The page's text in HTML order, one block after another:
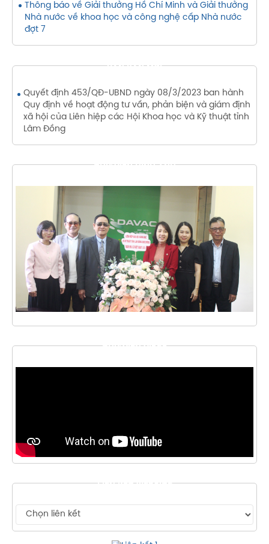
Thông báo về Giải thưởng Hồ Chí Minh và Giải thưởng
Nhà nước về khoa học và công nghệ cấp Nhà nước
đợt 7
VĂN BẢN MỚI
Quyết định 453/QĐ-UBND ngày 08/3/2023 ban hành
Quy định về hoạt động tư vấn, phản biện và giám định
xã hội của Liên hiệp các Hội Khoa học và Kỹ thuật tỉnh
Lâm Đồng
THƯ VIỆN HÌNH ẢNH
THƯ VIỆN VIDEO
LIÊN KẾT WEBSITE